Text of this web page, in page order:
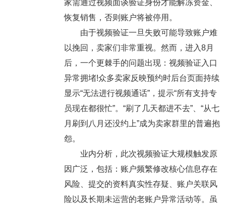
家需通过视频面谈验证身份才能解冻资金、
恢复销售，否则账户将被停用。
由于视频验证一旦失败可能导致账户难
以挽回，卖家们非常重视。然而，进入8月
后，一个更棘手的问题出现：视频验证入口
异常拥堵!众多卖家反映预约时后台页面持续
显示“无法进行视频通话”，提示“所有支持专
员现在都很忙”。“刷了几天都进不去”、“从七
月刷到八月还没约上”成为卖家群里的普遍抱
怨。
业内分析，此次视频验证大规模触发原
因广泛，包括：账户频繁修改核心信息存在
风险、提交的资料真实性存疑、账户关联风
险以及长期未运营的老账户异常活动等。虽